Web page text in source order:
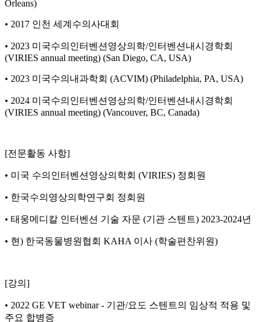
Orleans)
• 2017 인천 세계수의사대회
• 2023 미국수의인터벤션영상의학/인터벤션내시경학회
(VIRIES annual meeting) (San Diego, CA, USA)
• 2023 미국수의내과학회 (ACVIM) (Philadelphia, PA, USA)
• 2024 미국수의인터벤션영상의학/인터벤션내시경학회
(VIRIES annual meeting) (Vancouver, BC, Canada)
[전문활동 사항]
• 미국 수의인터벤션영상의학회 (VIRIES) 정회원
• 한국수의영상의학연구회 정회원
• 태웅메디칼 인터벤션 기술 자문 (기관 스텐트) 2023-2024년
• 현) 한국동물병원협회 KAHA 이사 (학술편찬위원)
[강의]
• 2022 GE VET webinar - 기관/요도 스텐트의 임상적 적용 및
주요 합병증